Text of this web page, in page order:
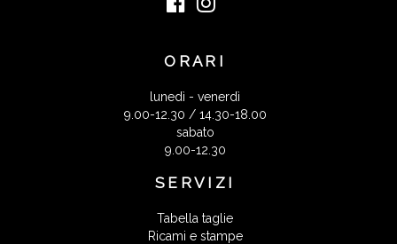
ORARI
lunedì - venerdì
9.00-12.30 / 14.30-18.00
sabato
9.00-12.30
SERVIZI
Tabella taglie
Ricami e stampe